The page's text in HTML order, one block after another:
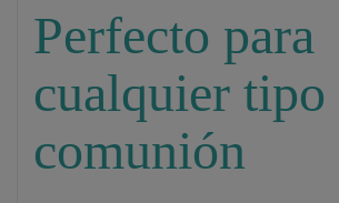
Perfecto para
cualquier tipo
comunión